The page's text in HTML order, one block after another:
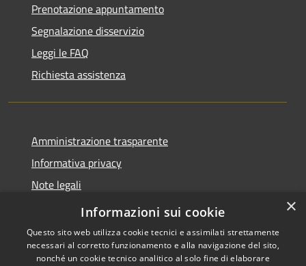
Prenotazione appuntamento
Segnalazione disservizio
Leggi le FAQ
Richiesta assistenza
Amministrazione trasparente
Informativa privacy
Note legali
Dichiarazione di accessibilità
×
Informazioni sui cookie
Questo sito web utilizza cookie tecnici e assimilati strettamente
necessari al corretto funzionamento e alla navigazione del sito,
nonché un cookie tecnico analitico al solo fine di elaborare